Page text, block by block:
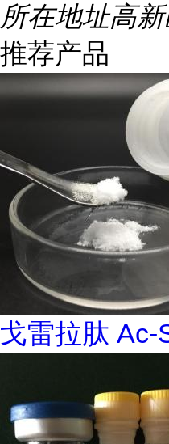
所在地址高
推荐产品
戈雷拉肽 Ac-